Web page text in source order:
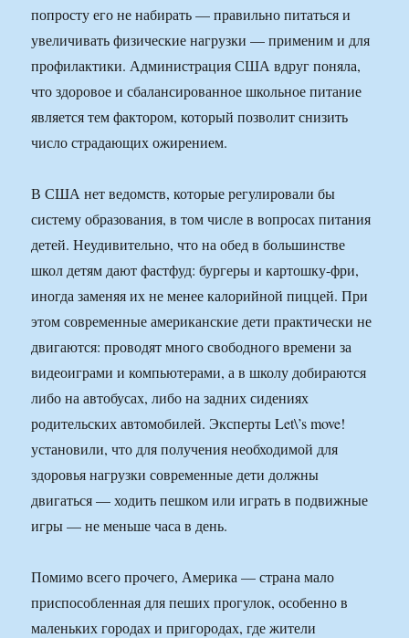
попросту его не набирать — правильно питаться и
увеличивать физические нагрузки — применим и для
профилактики. Администрация США вдруг поняла,
что здоровое и сбалансированное школьное питание
является тем фактором, который позволит снизить
число страдающих ожирением.
В США нет ведомств, которые регулировали бы
систему образования, в том числе в вопросах питания
детей. Неудивительно, что на обед в большинстве
школ детям дают фастфуд: бургеры и картошку-фри,
иногда заменяя их не менее калорийной пиццей. При
этом современные американские дети практически не
двигаются: проводят много свободного времени за
видеоиграми и компьютерами, а в школу добираются
либо на автобусах, либо на задних сидениях
родительских автомобилей. Эксперты Let\’s move!
установили, что для получения необходимой для
здоровья нагрузки современные дети должны
двигаться — ходить пешком или играть в подвижные
игры — не меньше часа в день.
Помимо всего прочего, Америка — страна мало
приспособленная для пеших прогулок, особенно в
маленьких городах и пригородах, где жители